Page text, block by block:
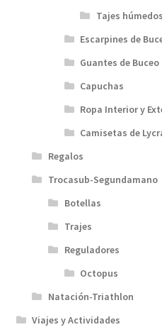
Tajes
Escarpines de
Guantes de Buceo
Capuchas
Ropa Interior y
Camisetas de
Regalos
Trocasub-Segundamano
Botellas
Trajes
Reguladores
Octopus
Natación-Triathlon
Viajes y Actividades